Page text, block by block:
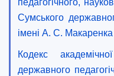
педагогічного,
Сумського
імені А. С. Макаренка
Кодекс
державного